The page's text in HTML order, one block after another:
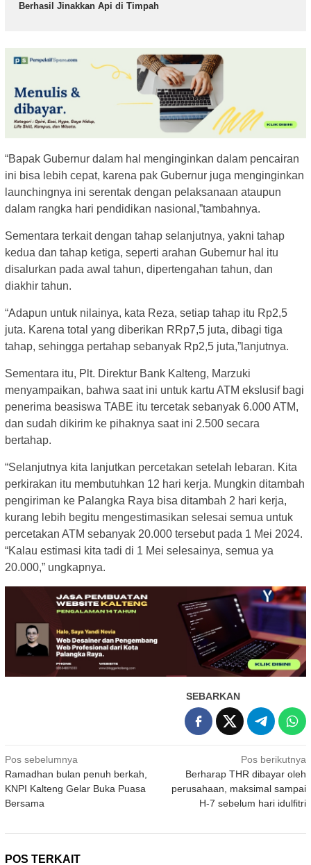
Berhasil Jinakkan Api di Timpah
“Bapak Gubernur dalam hal menginginkan dalam pencairan
ini bisa lebih cepat, karena pak Gubernur juga menginginkan
launchingnya ini serentak dengan pelaksanaan ataupun
dalam rangka hari pendidikan nasional,”tambahnya.
Sementara terkait dengan tahap selanjutnya, yakni tahap
kedua dan tahap ketiga, seperti arahan Gubernur hal itu
disalurkan pada awal tahun, dipertengahan tahun, dan
diakhir tahun.
“Adapun untuk nilainya, kata Reza, setiap tahap itu Rp2,5
juta. Karena total yang diberikan RRp7,5 juta, dibagi tiga
tahap, sehingga pertahap sebanyak Rp2,5 juta,”lanjutnya.
Sementara itu, Plt. Direktur Bank Kalteng, Marzuki
menyampaikan, bahwa saat ini untuk kartu ATM ekslusif bagi
penerima beasiswa TABE itu tercetak sebanyak 6.000 ATM,
dan sudah dikirim ke pihaknya saat ini 2.500 secara
bertahap.
“Selanjutnya kita lanjutkan percetakan setelah lebaran. Kita
perkirakan itu membutuhkan 12 hari kerja. Mungkin ditambah
pengiriman ke Palangka Raya bisa ditambah 2 hari kerja,
kurang lebih begitu mengestimasikan selesai semua untuk
percetakan ATM sebanyak 20.000 tersebut pada 1 Mei 2024.
“Kalau estimasi kita tadi di 1 Mei selesainya, semua ya
20.000,” ungkapnya.
SEBARKAN
Navigasi
pos
Pos sebelumnya
Ramadhan bulan penuh berkah,
KNPI Kalteng Gelar Buka Puasa
Bersama
Pos berikutnya
Berharap THR dibayar oleh
perusahaan, maksimal sampai
H-7 sebelum hari idulfitri
POS TERKAIT